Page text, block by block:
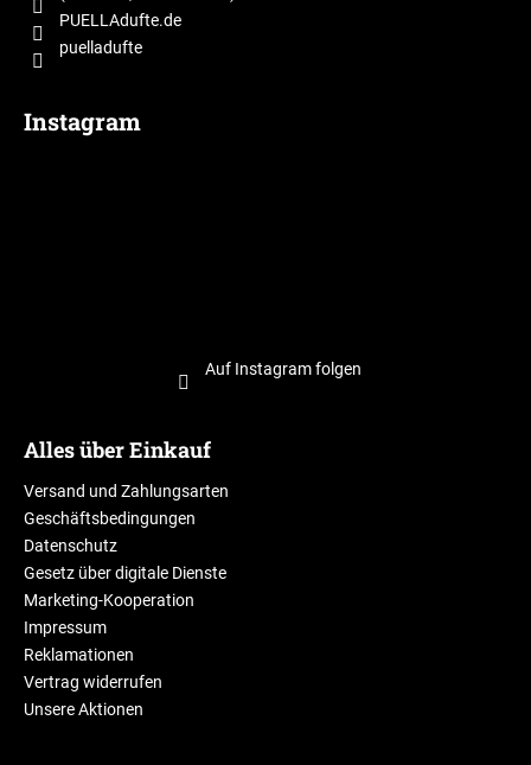
PUELLAdufte.de
puelladufte
Instagram
Auf Instagram folgen
Alles über Einkauf
Versand und Zahlungsarten
Geschäftsbedingungen
Datenschutz
Gesetz über digitale Dienste
Marketing-Kooperation
Impressum
Reklamationen
Vertrag widerrufen
Unsere Aktionen